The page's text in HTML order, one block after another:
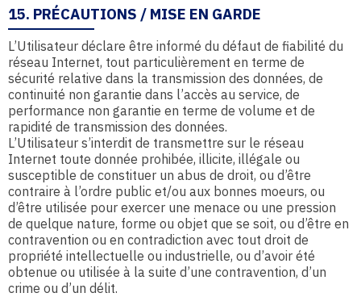
15. PRÉCAUTIONS / MISE EN GARDE
L’Utilisateur déclare être informé du défaut de fiabilité du
réseau Internet, tout particulièrement en terme de
sécurité relative dans la transmission des données, de
continuité non garantie dans l’accès au service, de
performance non garantie en terme de volume et de
rapidité de transmission des données.
L’Utilisateur s’interdit de transmettre sur le réseau
Internet toute donnée prohibée, illicite, illégale ou
susceptible de constituer un abus de droit, ou d’être
contraire à l’ordre public et/ou aux bonnes moeurs, ou
d’être utilisée pour exercer une menace ou une pression
de quelque nature, forme ou objet que se soit, ou d’être en
contravention ou en contradiction avec tout droit de
propriété intellectuelle ou industrielle, ou d’avoir été
obtenue ou utilisée à la suite d’une contravention, d’un
crime ou d’un délit.